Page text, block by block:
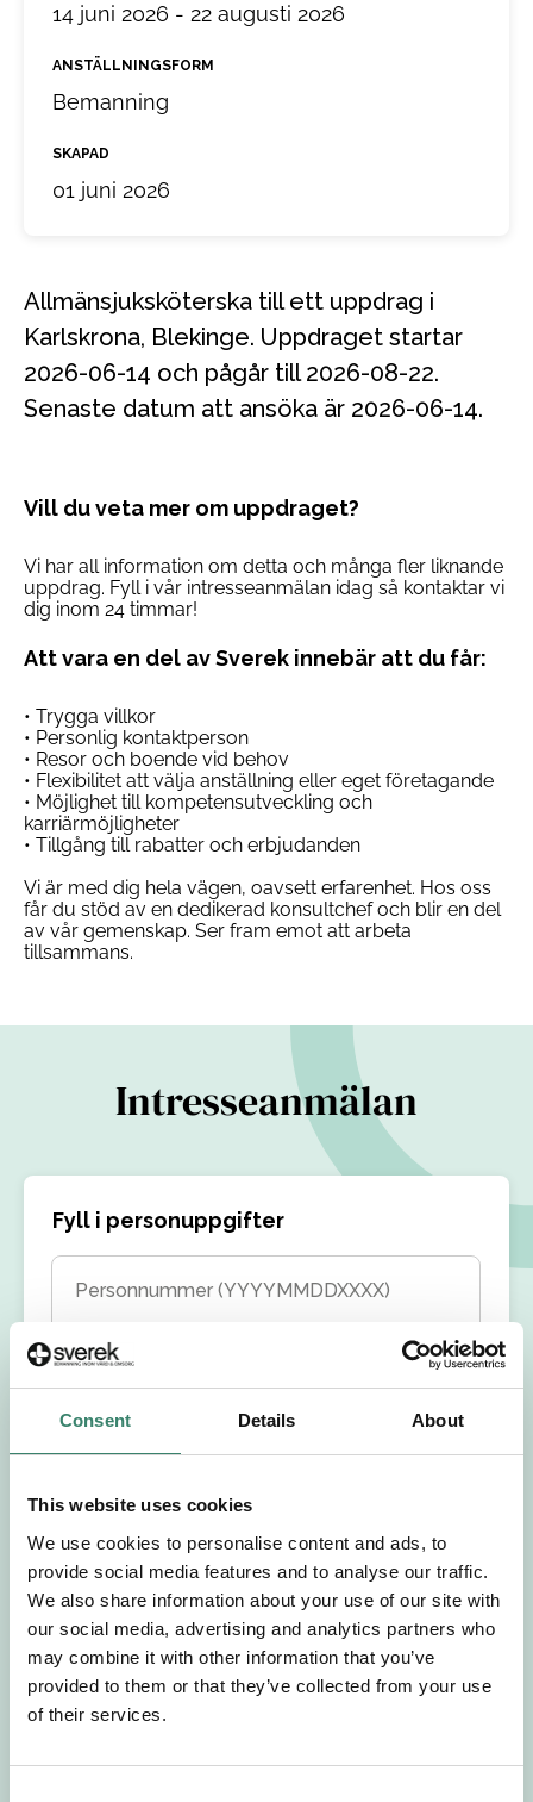
Consent Details About
This website uses cookies
We use cookies to personalise content and ads, to
provide social media features and to analyse our traffic.
We also share information about your use of our site with
our social media, advertising and analytics partners who
may combine it with other information that you’ve
provided to them or that they’ve collected from your use
of their services.
14 juni 2026 - 22 augusti 2026
ANSTÄLLNINGSFORM
Bemanning
SKAPAD
01 juni 2026
Allmänsjuksköterska till ett uppdrag i
Karlskrona, Blekinge. Uppdraget startar
2026-06-14 och pågår till 2026-08-22.
Senaste datum att ansöka är 2026-06-14.
Vill du veta mer om uppdraget?
Vi har all information om detta och många fler liknande
uppdrag. Fyll i vår intresseanmälan idag så kontaktar vi
dig inom 24 timmar!
Att vara en del av Sverek innebär att du får:
• Trygga villkor
• Personlig kontaktperson
• Resor och boende vid behov
• Flexibilitet att välja anställning eller eget företagande
• Möjlighet till kompetensutveckling och
karriärmöjligheter
• Tillgång till rabatter och erbjudanden
Vi är med dig hela vägen, oavsett erfarenhet. Hos oss
får du stöd av en dedikerad konsultchef och blir en del
av vår gemenskap. Ser fram emot att arbeta
tillsammans.
Intresseanmälan
Fyll i personuppgifter
Personnummer (YYYYMMDDXXXX)
Förnamn
Efternamn
Välj yrkesroll
Välj önskat arbetsområde
Välj önskad anställningsform
+46